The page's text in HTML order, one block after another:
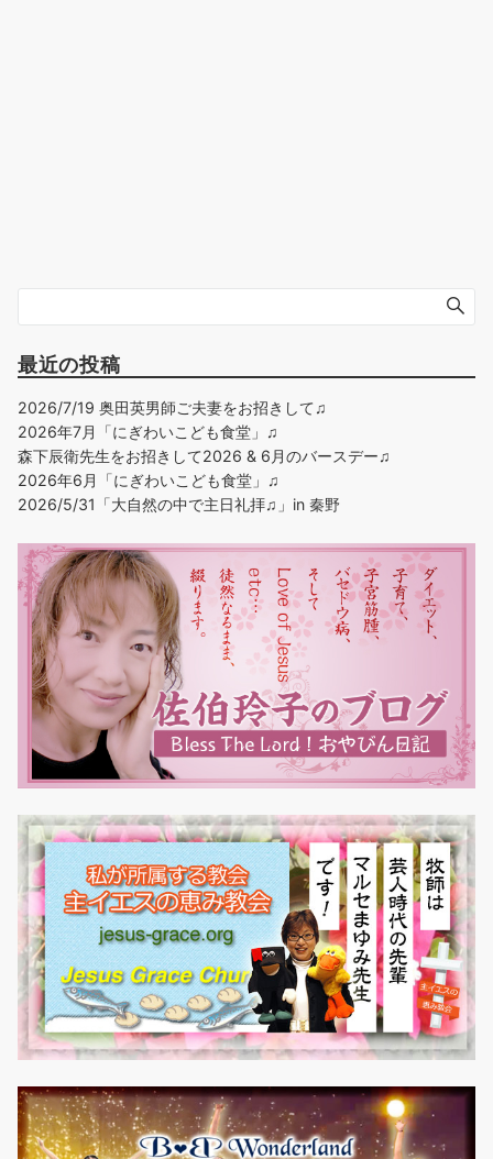
最近の投稿
2026/7/19 奥田英男師ご夫妻をお招きして♫
2026年7月「にぎわいこども食堂」♫
森下辰衛先生をお招きして2026 & 6月のバースデー♫
2026年6月「にぎわいこども食堂」♫
2026/5/31「大自然の中で主日礼拝♫」in 秦野